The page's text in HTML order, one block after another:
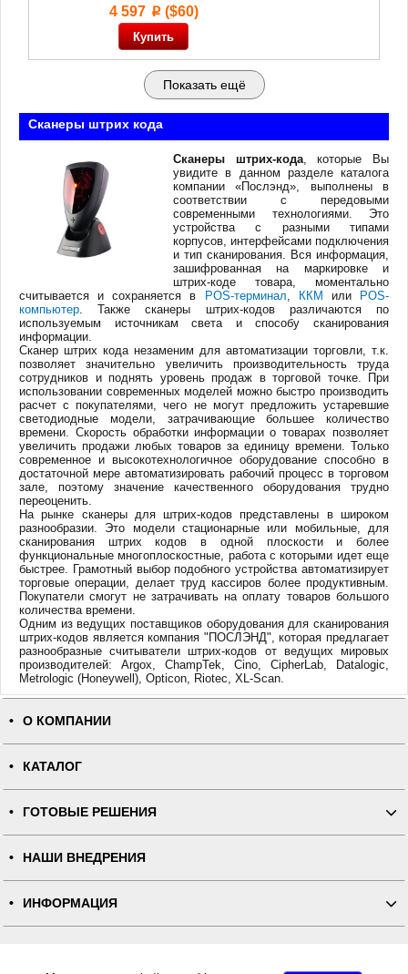
4 597 p($60)
Показать ещё
Сканеры штрих кода
Сканеры штрих-кода, которые Вы
увидите в данном разделе каталога
компании «Послэнд», выполнены в
соответствии с передовыми
современными технологиями. Это
устройства с разными типами
корпусов, интерфейсами подключения
и тип сканирования. Вся информация,
зашифрованная на маркировке и
штрих-коде товара, моментально
считывается и сохраняется в
POS-терминал, ККМ или
POS-
компьютер. Также сканеры штрих-кодов различаются по
используемым источникам света и способу сканирования
информации.
Сканер штрих кода незаменим для автоматизации торговли, т.к.
позволяет значительно увеличить производительность труда
сотрудников и поднять уровень продаж в торговой точке. При
использовании современных моделей можно быстро производить
расчет с покупателями, чего не могут предложить устаревшие
светодиодные модели, затрачивающие большее количество
времени. Скорость обработки информации о товарах позволяет
увеличить продажи любых товаров за единицу времени. Только
современное и высокотехнологичное оборудование способно в
достаточной мере автоматизировать рабочий процесс в торговом
зале, поэтому значение качественного оборудования трудно
переоценить.
На рынке сканеры для штрих-кодов представлены в широком
разнообразии. Это модели стационарные или мобильные, для
сканирования штрих кодов в одной плоскости и более
функциональные многоплоскостные, работа с которыми идет еще
быстрее. Грамотный выбор подобного устройства автоматизирует
торговые операции, делает труд кассиров более продуктивным.
Покупатели смогут не затрачивать на оплату товаров большого
количества времени.
Одним из ведущих поставщиков оборудования для сканирования
штрих-кодов является компания "ПОСЛЭНД", которая предлагает
разнообразные считыватели штрих-кодов от ведущих мировых
производителей: Argox, ChampTek, Cino, CipherLab, Datalogic,
Metrologic (Honeywell), Opticon, Riotec, XL-Scan.
О КОМПАНИИ
КАТАЛОГ
ГОТОВЫЕ РЕШЕНИЯ
НАШИ ВНЕДРЕНИЯ
ИНФОРМАЦИЯ